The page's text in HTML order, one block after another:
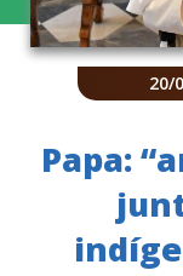
20/
Papa: